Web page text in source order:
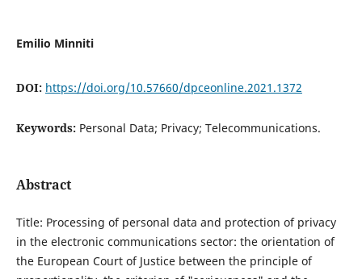
Emilio Minniti
DOI: https://doi.org/10.57660/dpceonline.2021.1372
Keywords: Personal Data; Privacy; Telecommunications.
Abstract
Title: Processing of personal data and protection of privacy
in the electronic communications sector: the orientation of
the European Court of Justice between the principle of